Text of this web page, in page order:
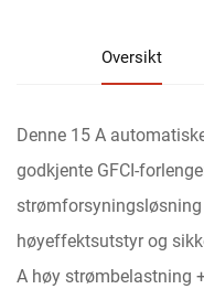
Oversikt
Denne 15 A
godkjente GFCI-
høyeffektsutstyr og
A høy strømbelastning